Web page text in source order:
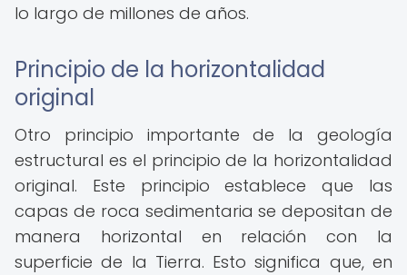
lo largo de millones de años.
Principio de la horizontalidad
original
Otro principio importante de la geología
estructural es el principio de la horizontalidad
original. Este principio establece que las
capas de roca sedimentaria se depositan de
manera horizontal en relación con la
superficie de la Tierra. Esto significa que, en